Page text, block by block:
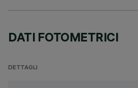
DATI FOTOMETRICI
DETTAGLI